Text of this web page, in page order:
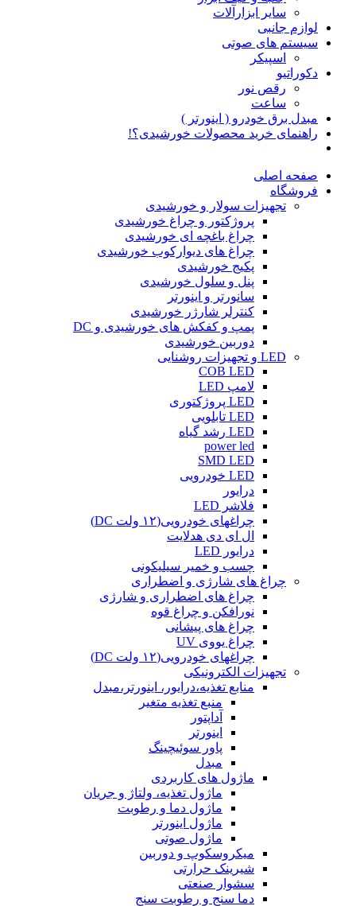
سایر ابزارآلات
لوازم جانبی
سیستم های صوتی
اسپیکر
دکوراتیو
رقص نور
ساعت
مبدل برق خودرو ( اینورتر )
راهنمای خرید محصولات خورشیدی؟!
صفحه اصلی
فروشگاه
تجهیزات سولار و خورشیدی
پروژکتور و چراغ خورشیدی
چراغ باغچه ای خورشیدی
چراغ های دیوارکوب خورشیدی
پکیج خورشیدی
پنل و سلول خورشیدی
سانورتر و اینورتر
کنترلر شارژر خورشیدی
پمپ و کفکش های خورشیدی و DC
دوربین خورشیدی
LED و تجهیزات روشنایی
COB LED
لامپ LED
LED پروژکتوری
LED تابلویی
LED رشد گیاه
power led
SMD LED
LED خودرویی
درایور
فلاشر LED
چراغهای خودرویی(۱۲ ولت DC)
ال ای دی هدلایت
درایور LED
چسب و خمیر سیلیکونی
چراغ های شارژی و اضطراری
چراغ های اضطراری و شارژی
نورافکن و چراغ قوه
چراغ های پیشانی
چراغ یووی UV
چراغهای خودرویی(۱۲ ولت DC)
تجهیزات الکترونیکی
منابع تغذیه،درایور، اینورتر،مبدل
منبع تغذیه متغیر
آداپتور
اینورتر
پاور سوئیچینگ
مبدل
ماژول های کاربردی
ماژول تغذیه، ولتاژ و جریان
ماژول دما و رطوبت
ماژول اینورتر
ماژول صوتی
میکروسکوپ و دوربین
شیرینک حرارتی
سشوار صنعتی
دما سنج و رطوبت سنج